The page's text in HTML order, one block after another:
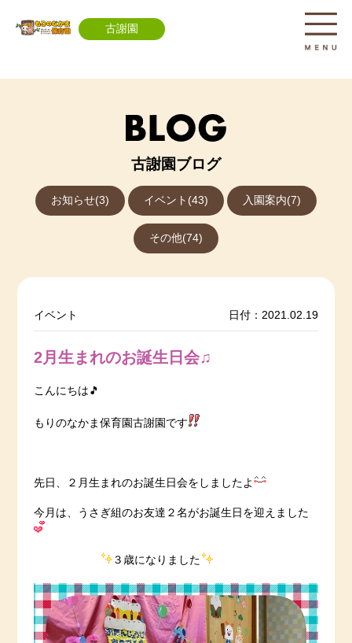
古謝園
古謝園ブログ
お知らせ(3) イベント(43) 入園案内(7)
その他(74)
イベント 日付：2021.02.19
2月生まれのお誕生日会♫
こんにちは🎵
もりのなかま保育園古謝園です
先日、２月生まれのお誕生日会をしましたよ
今月は、うさぎ組のお友達２名がお誕生日を迎えました
３歳になりました